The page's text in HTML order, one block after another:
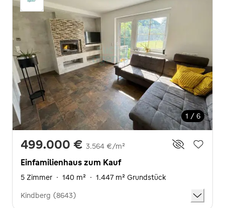
1 / 6
499.000 € 3.564 €/m²
Einfamilienhaus zum Kauf
5 Zimmer · 140 m² · 1.447 m² Grundstück
Kindberg (8643)